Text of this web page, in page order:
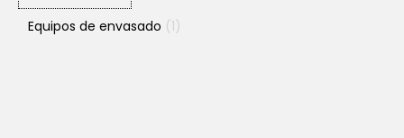
Equipos de envasado (1)